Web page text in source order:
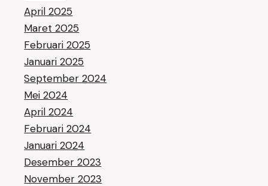
April 2025
Maret 2025
Februari 2025
Januari 2025
September 2024
Mei 2024
April 2024
Februari 2024
Januari 2024
Desember 2023
November 2023